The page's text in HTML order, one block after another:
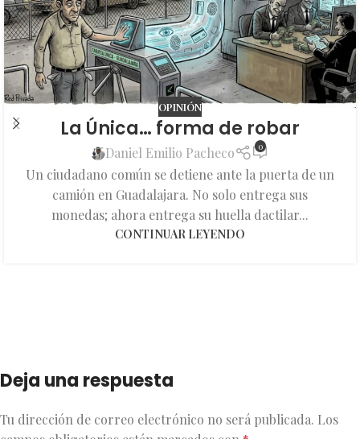
OPINIÓN
La Única… forma de robar
Daniel Emilio Pacheco 0
Un ciudadano común se detiene ante la puerta de un
camión en Guadalajara. No solo entrega sus
monedas; ahora entrega su huella dactilar...
CONTINUAR LEYENDO
Deja una respuesta
Tu dirección de correo electrónico no será publicada. Los